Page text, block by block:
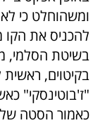
ומשהוחלט כי
להכניס את הקו
בשיטת הסלמי,
בקיטוים,
"ז'בוטינסקי"
כאמור הסטה של